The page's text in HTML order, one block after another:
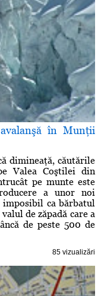
în Munţii
dimineaţă, căutările
Valea Coştilei din
pe munte este
a unor noi
imposibil ca bărbatul
de zăpadă care a
de peste 500 de
85 vizualizări